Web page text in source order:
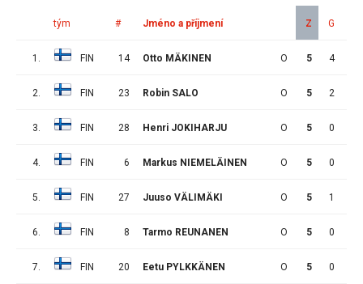
tým # Jméno a příjmení Z G
1. FIN 14 Otto MÄKINEN O 5 4
2. FIN 23 Robin SALO O 5 2
3. FIN 28 Henri JOKIHARJU O 5 0
4. FIN 6 Markus NIEMELÄINEN O 5 0
5. FIN 27 Juuso VÄLIMÄKI O 5 1
6. FIN 8 Tarmo REUNANEN O 5 0
7. FIN 20 Eetu PYLKKÄNEN O 5 0